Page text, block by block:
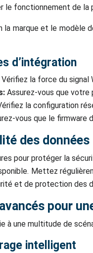
le fonctionnement de la
la marque et le modèle
d’intégration
Vérifiez la force du signal
Assurez-vous que
la configuration
vous que le firmware
des données
pour protéger la
Mettez
et de protection des
pour
à une multitude de
intelligent